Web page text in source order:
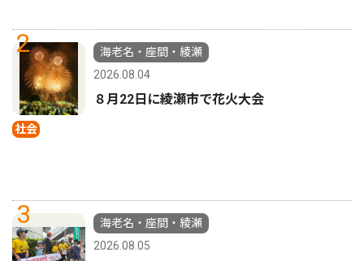
2
社会
海老名・座間・綾瀬
2026.08.04
８月22日に綾瀬市で花火大会
3
海老名・座間・綾瀬
2026.08.05